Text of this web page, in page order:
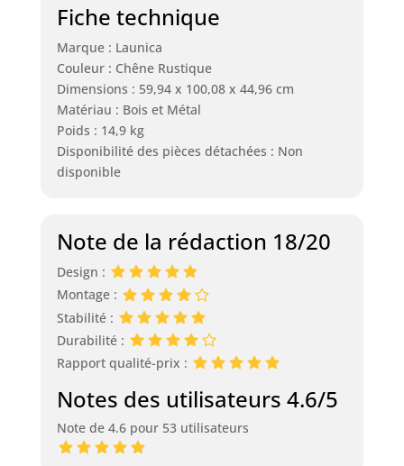
structure
offrant des
quotidienne
vente
professionnel : la
rustique est livrée
avec un manuel
détaillé pour un
assemblage
problèmes
surviennent, notre
Fiche technique
Marque : Launica
Couleur : Chêne Rustique
Dimensions : 59,94 x 100,08 x 44,96 cm
Matériau : Bois et Métal
Poids : 14,9 kg
Disponibilité des pièces détachées : Non
disponible
Note de la rédaction 18/20
Design :
Montage :
Stabilité :
Durabilité :
Rapport qualité-prix :
Notes des utilisateurs 4.6/5
Note de 4.6 pour 53 utilisateurs